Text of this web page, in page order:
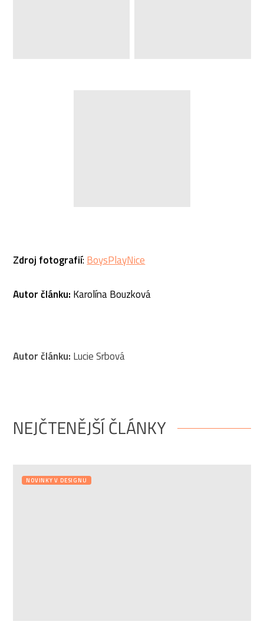
Zdroj fotografií:BoysPlayNice
Autor článku: Karolína Bouzková
Autor článku: Lucie Srbová
NEJČTENĚJŠÍ ČLÁNKY
NOVINKY V DESIGNU